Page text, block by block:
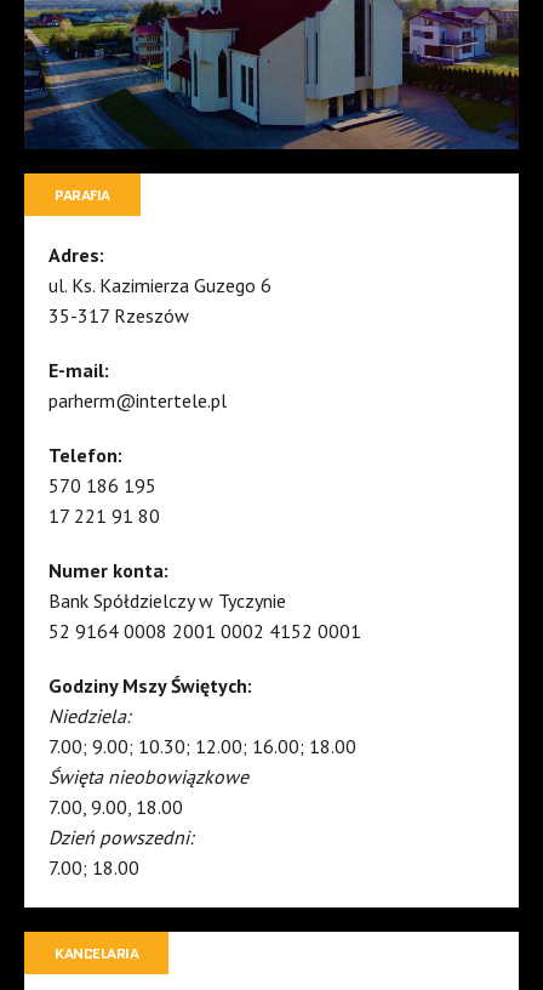
PARAFIA
Adres:
ul. Ks. Kazimierza Guzego 6
35-317 Rzeszów
E-mail:
parherm@intertele.pl
Telefon:
570 186 195
17 221 91 80
Numer konta:
Bank Spółdzielczy w Tyczynie
52 9164 0008 2001 0002 4152 0001
Godziny Mszy Świętych:
Niedziela:
7.00; 9.00; 10.30; 12.00; 16.00; 18.00
Święta nieobowiązkowe
7.00, 9.00, 18.00
Dzień powszedni:
7.00; 18.00
KANCELARIA